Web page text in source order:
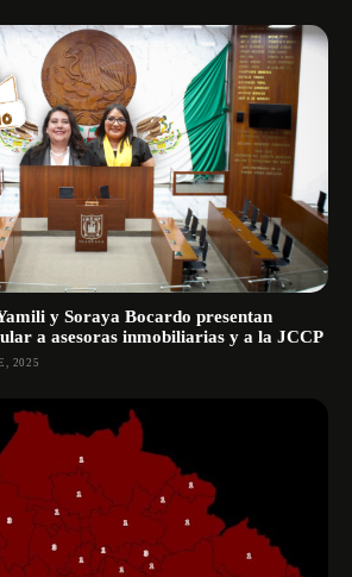
y Soraya Bocardo presentan
a asesoras inmobiliarias y a la JCCP
2025